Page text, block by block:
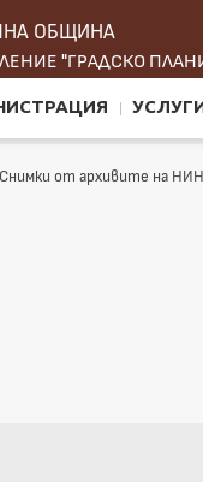
ОБЩИНА
"ГРАДСКО
Снимки от архивите на